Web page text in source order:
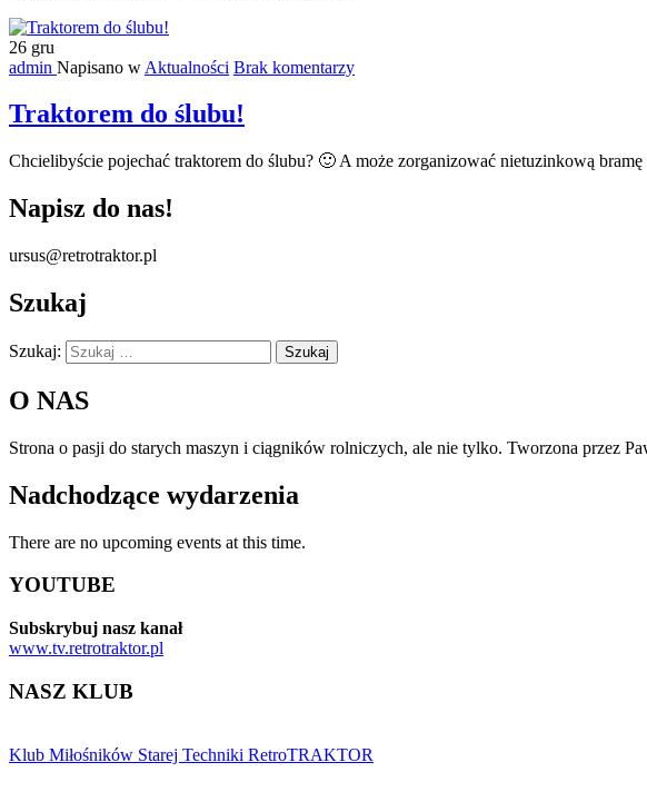
26 gru
admin Napisano w Aktualności Brak komentarzy
Traktorem do ślubu!
Chcielibyście pojechać traktorem do ślubu? 🙂 A może zorganizować nietuzinkową
Napisz do nas!
ursus@retrotraktor.pl
Szukaj
Szukaj:
O NAS
Strona o pasji do starych maszyn i ciągników rolniczych, ale nie tylko. Tworzona przez
Nadchodzące wydarzenia
There are no upcoming events at this time.
YOUTUBE
Subskrybuj nasz kanał
www.tv.retrotraktor.pl
NASZ KLUB
Klub Miłośników Starej Techniki RetroTRAKTOR